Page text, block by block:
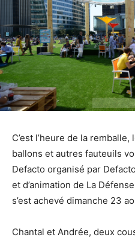
C’est l’heure de la
ballons et autres fauteuils
Defacto organisé par
et d’animation de La
s’est achevé dimanche 23
Chantal et Andrée, deux